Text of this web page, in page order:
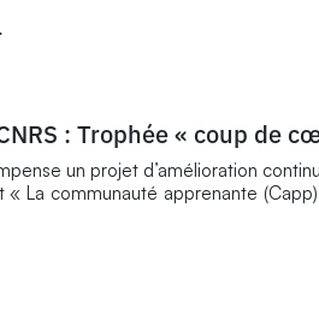
: Trophée « coup de
un projet d’amélioration
La communauté apprenante